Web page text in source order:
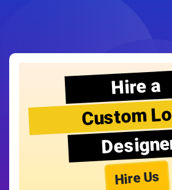
Hire a
Custom
Hire Us